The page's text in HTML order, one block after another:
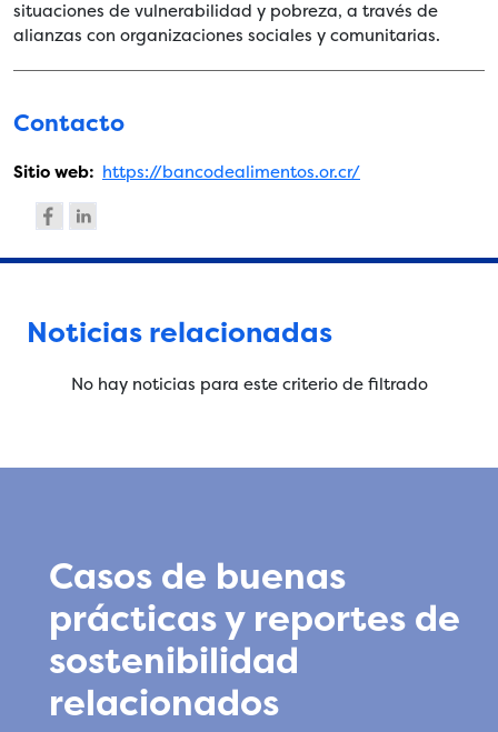
situaciones de vulnerabilidad y pobreza, a través de
alianzas con organizaciones sociales y comunitarias.
Contacto
Sitio web: https://bancodealimentos.or.cr/
Noticias relacionadas
No hay noticias para este criterio de filtrado
Casos de buenas
prácticas y reportes de
sostenibilidad
relacionados